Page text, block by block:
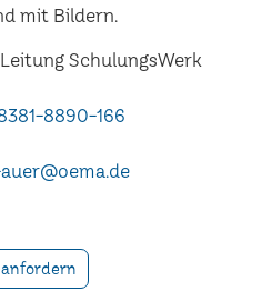
SchulungsWerk
8890-166